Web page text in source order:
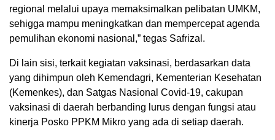
regional melalui upaya memaksimalkan pelibatan UMKM,
sehigga mampu meningkatkan dan mempercepat agenda
pemulihan ekonomi nasional,” tegas Safrizal.
Di lain sisi, terkait kegiatan vaksinasi, berdasarkan data
yang dihimpun oleh Kemendagri, Kementerian Kesehatan
(Kemenkes), dan Satgas Nasional Covid-19, cakupan
vaksinasi di daerah berbanding lurus dengan fungsi atau
kinerja Posko PPKM Mikro yang ada di setiap daerah.